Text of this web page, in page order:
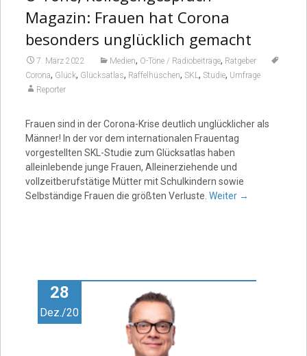
Magazin: Frauen hat Corona
besonders unglücklich gemacht
7. März 2022 Medien, O-Töne / Radiobeiträge, Ratgeber
Corona, Glück, Glücksatlas, Raffelhüschen, SKL , Studie, Umfrage
Reporter
Frauen sind in der Corona-Krise deutlich unglücklicher als
Männer! In der vor dem internationalen Frauentag
vorgestellten SKL-Studie zum Glücksatlas haben
alleinlebende junge Frauen, Alleinerziehende und
vollzeitberufstätige Mütter mit Schulkindern sowie
Selbständige Frauen die größten Verluste. Weiter →
28
Dez./20